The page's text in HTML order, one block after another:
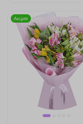
Акция